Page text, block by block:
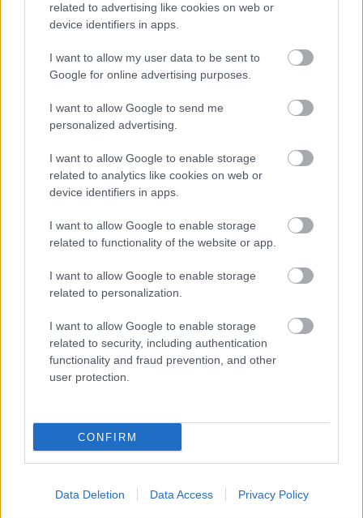
related to advertising like cookies on web or
device identifiers in apps.
I want to allow my user data to be sent to
Google for online advertising purposes.
I want to allow Google to send me
personalized advertising.
I want to allow Google to enable storage
related to analytics like cookies on web or
device identifiers in apps.
I want to allow Google to enable storage
related to functionality of the website or app.
I want to allow Google to enable storage
related to personalization.
I want to allow Google to enable storage
related to security, including authentication
functionality and fraud prevention, and other
user protection.
CONFIRM
Data Deletion Data Access Privacy Policy
Nem óv az ETO ellenfele?
Kaotikus végjátékot hozott az ETO FC Győr és a Pjunyik Jereván
csütörtöki visszavágója a Konferencialiga selejtezőjének második
fordulójában. A győriek […]
2025.08.01 07:55